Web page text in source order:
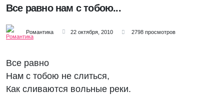
Все равно нам с тобою...
Романтика 22 октября, 2010 2798 просмотров
Все равно
Нам с тобою не слиться,
Как сливаются вольные реки.